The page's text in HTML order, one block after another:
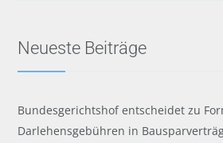
Neueste Beiträge
Bundesgerichtshof entscheidet zu
Darlehensgebühren in